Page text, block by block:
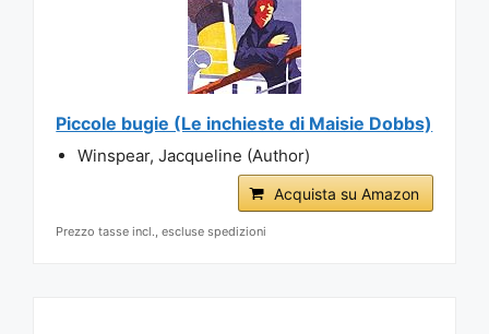
Piccole bugie (Le inchieste di Maisie Dobbs)
Winspear, Jacqueline (Author)
Acquista su Amazon
Prezzo tasse incl., escluse spedizioni